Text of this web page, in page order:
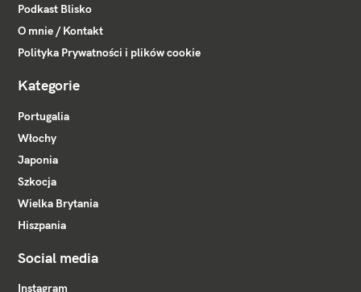
Podkast Blisko
O mnie / Kontakt
Polityka Prywatności i plików cookie
Kategorie
Portugalia
Włochy
Japonia
Szkocja
Wielka Brytania
Hiszpania
Social media
Instagram